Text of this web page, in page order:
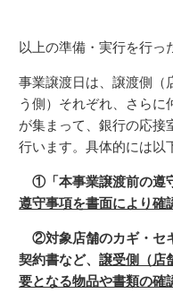
以上の準備・実行を行っ
事業譲渡日は、譲渡側（
う側）それぞれ、さら
が集まって、銀行の応接
行います。具体的には以
①「本事業譲渡前の遵
遵守事項を書面により確
②対象店舗のカギ・セ
契約書など、譲受側（店
要となる物品や書類の確